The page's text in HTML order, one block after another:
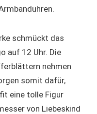
schmückt das
auf 12 Uhr. Die
nehmen
somit dafür,
eine tolle Figur
von Liebeskind